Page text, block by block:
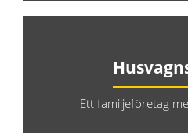
Ett familjeföretag